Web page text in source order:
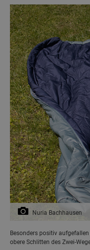
Nuria Bachhausen
Besonders positiv
obere Schlitten des Zwei-